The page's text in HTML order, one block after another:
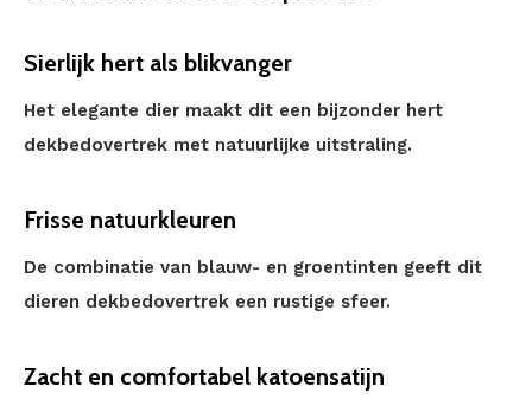
Sierlijk hert als blikvanger
Het elegante dier maakt dit een bijzonder hert
dekbedovertrek met natuurlijke uitstraling.
Frisse natuurkleuren
De combinatie van blauw- en groentinten geeft dit
dieren dekbedovertrek een rustige sfeer.
Zacht en comfortabel katoensatijn